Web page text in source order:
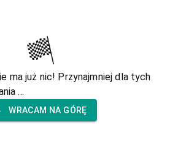
ma już nic! Przynajmniej dla tych
...
WRACAM NA GÓRĘ